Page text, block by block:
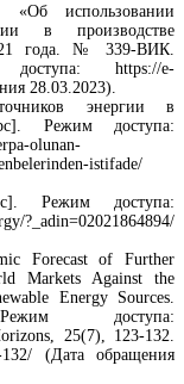
«Об использовании
в производстве
года. № 339-ВИК.
доступа: https://e-
28.03.2023).
энергии в
Режим доступа:
olunan-
istifade/
Режим доступа:
?_adin=02021864894/
Forecast of Further
Markets Against the
Energy Sources.
доступа:
25(7), 123-132.
(Дата обращения